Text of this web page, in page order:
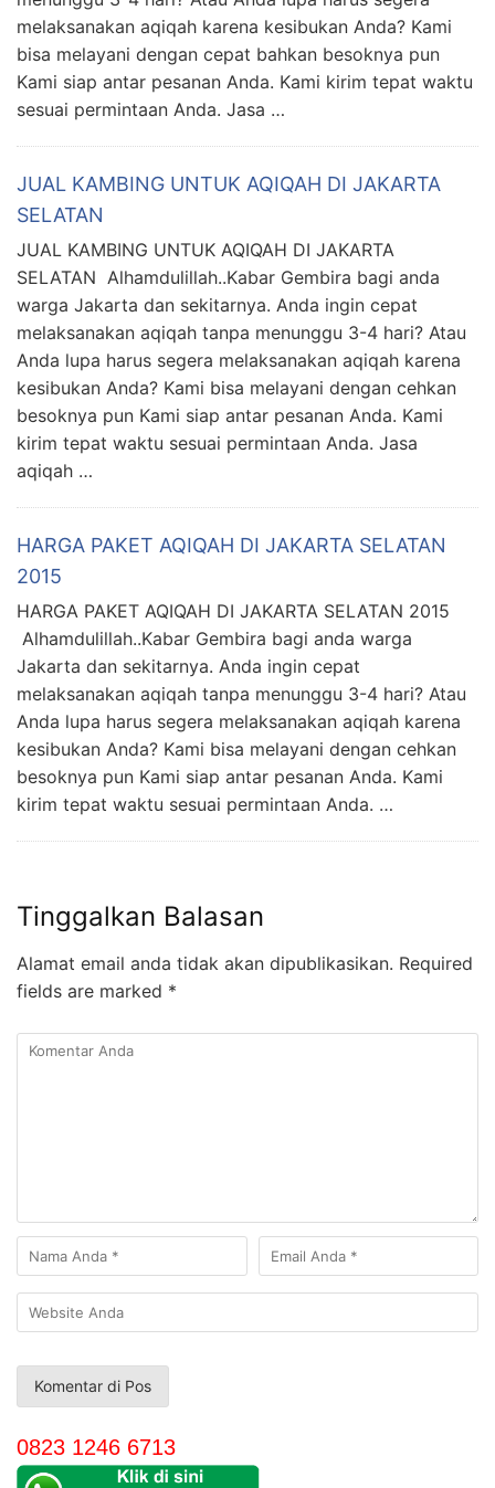
melaksanakan aqiqah karena kesibukan Anda? Kami
bisa melayani dengan cepat bahkan besoknya pun
Kami siap antar pesanan Anda. Kami kirim tepat waktu
sesuai permintaan Anda. Jasa …
JUAL KAMBING UNTUK AQIQAH DI JAKARTA
SELATAN
JUAL KAMBING UNTUK AQIQAH DI JAKARTA
SELATAN Alhamdulillah..Kabar Gembira bagi anda
warga Jakarta dan sekitarnya. Anda ingin cepat
melaksanakan aqiqah tanpa menunggu 3-4 hari? Atau
Anda lupa harus segera melaksanakan aqiqah karena
kesibukan Anda? Kami bisa melayani dengan cehkan
besoknya pun Kami siap antar pesanan Anda. Kami
kirim tepat waktu sesuai permintaan Anda. Jasa
aqiqah …
HARGA PAKET AQIQAH DI JAKARTA SELATAN
2015
HARGA PAKET AQIQAH DI JAKARTA SELATAN 2015
Alhamdulillah..Kabar Gembira bagi anda warga
Jakarta dan sekitarnya. Anda ingin cepat
melaksanakan aqiqah tanpa menunggu 3-4 hari? Atau
Anda lupa harus segera melaksanakan aqiqah karena
kesibukan Anda? Kami bisa melayani dengan cehkan
besoknya pun Kami siap antar pesanan Anda. Kami
kirim tepat waktu sesuai permintaan Anda. …
Tinggalkan Balasan
Alamat email anda tidak akan dipublikasikan. Required
fields are marked *
0823 1246 6713